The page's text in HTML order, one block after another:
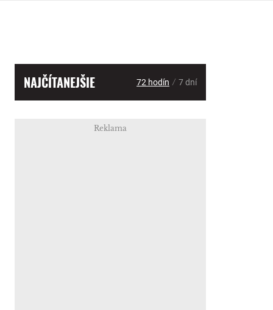
NAJČÍTANEJŠIE 72 hodín / 7 dní
Reklama